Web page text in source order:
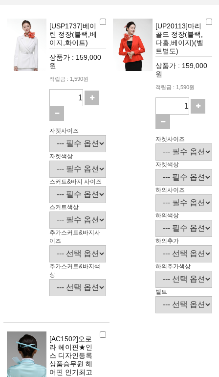
[USP1737]베이
린 정장(블랙,베
이지,화이트)
상품가 : 159,000
원
적립금 : 1,590원
자켓사이즈
자켓색상
스커트&바지 사이즈
스커트색상
추가스커트&바지사
이즈
추가스커트&바지색
상
[UP20113]마리
골드 정장(블랙,
다홍,베이지)(벨
트별도)
상품가 : 159,000
원
적립금 : 1,590원
자켓사이즈
자켓색상
하의사이즈
하의색상
하의추가
하의추가색상
벨트
[AC1502]오로
라 헤이핀★인
스 디자인등록
상품승무원 헤
어핀 인기최고